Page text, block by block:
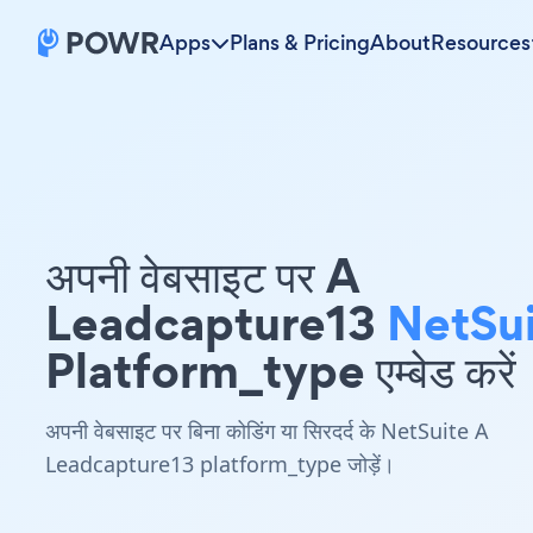
Apps Plans & PricingAboutResources
अपनी वेबसाइट पर A
Leadcapture13
Platform_type एम्बेड करें
अपनी वेबसाइट पर बिना कोडिंग या सिरदर्द के NetSuite A
Leadcapture13 platform_type जोड़ें।